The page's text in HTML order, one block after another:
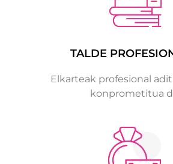
TALDE
Elkarteak profesional
konprometitua